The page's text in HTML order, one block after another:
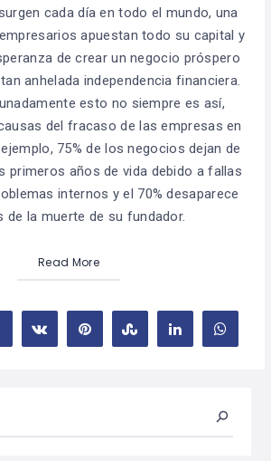
cada día en todo el mundo, una
apuestan todo su capital y
de crear un negocio próspero
anhelada independencia financiera.
esto no siempre es así,
del fracaso de las empresas en
75% de los negocios dejan de
primeros años de vida debido a fallas
internos y el 70% desaparece
de la muerte de su fundador.
Read More